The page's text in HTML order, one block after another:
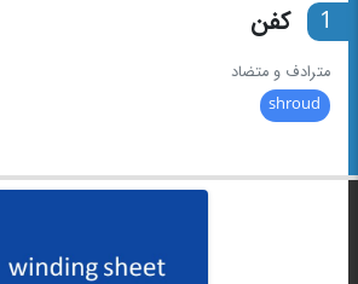
1 کفن
مترادف و متضاد
shroud